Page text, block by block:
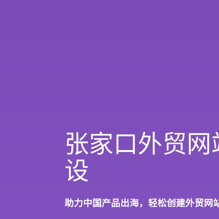
张家口外贸
设
助力中国产品出海，轻松创建外贸网